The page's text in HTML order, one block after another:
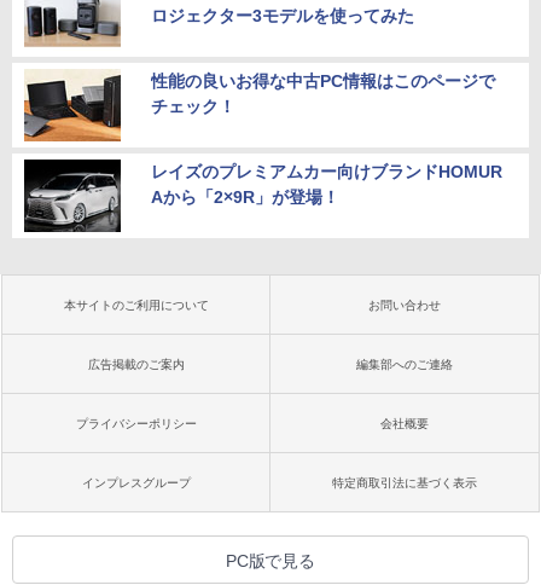
ロジェクター3モデルを使ってみた
性能の良いお得な中古PC情報はこのページで
チェック！
レイズのプレミアムカー向けブランドHOMUR
Aから「2×9R」が登場！
本サイトのご利用について お問い合わせ
広告掲載のご案内 編集部へのご連絡
プライバシーポリシー 会社概要
インプレスグループ 特定商取引法に基づく表示
PC版で見る